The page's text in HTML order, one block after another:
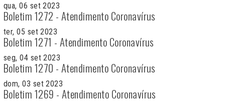
qua, 06 set 2023
Boletim 1272 - Atendimento Coronavírus
ter, 05 set 2023
Boletim 1271 - Atendimento Coronavírus
seg, 04 set 2023
Boletim 1270 - Atendimento Coronavírus
dom, 03 set 2023
Boletim 1269 - Atendimento Coronavírus